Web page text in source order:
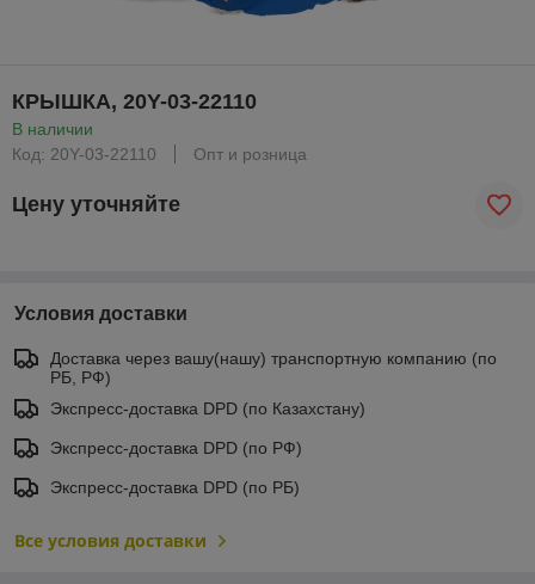
КРЫШКА, 20Y-03-22110
В наличии
Код: 20Y-03-22110
Опт и розница
Цену уточняйте
Условия доставки
Доставка через вашу(нашу) транспортную компанию (по
РБ, РФ)
Экспресс-доставка DPD (по Казахстану)
Экспресс-доставка DPD (по РФ)
Экспресс-доставка DPD (по РБ)
Все условия доставки